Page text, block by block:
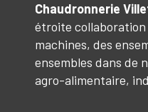
Chaudronnerie
étroite collaboration
machines, des
ensembles dans de
agro-alimentaire,